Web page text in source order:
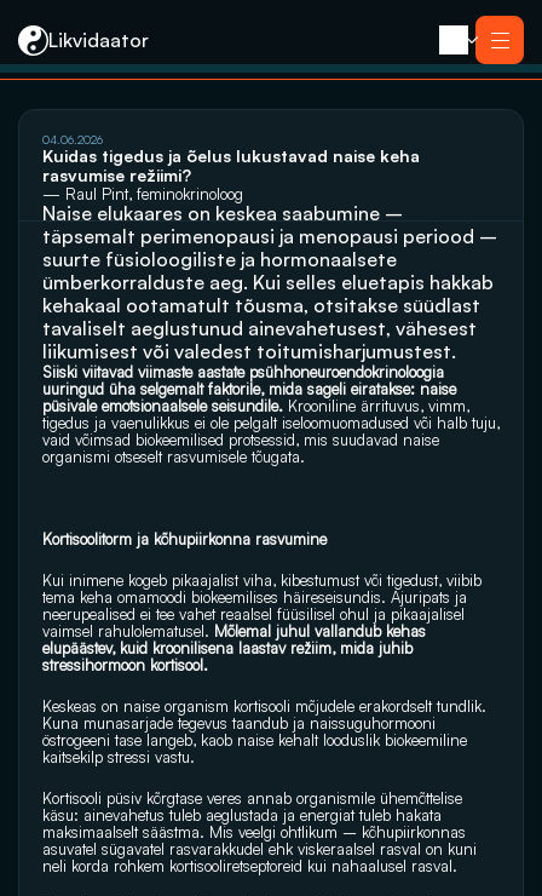
Likvidaator
Ликвидация с продажей
Ликвидация компании
Реорганизация
Банкротство
Закрытие компании e-резидента
Kontakt
04.06.2026
Kuidas tigedus ja õelus lukustavad naise keha
rasvumise režiimi?
— Raul Pint, feminokrinoloog
Naise elukaares on keskea saabumine –
täpsemalt perimenopausi ja menopausi periood –
suurte füsioloogiliste ja hormonaalsete
ümberkorralduste aeg. Kui selles eluetapis hakkab
kehakaal ootamatult tõusma, otsitakse süüdlast
tavaliselt aeglustunud ainevahetusest, vähesest
liikumisest või valedest toitumisharjumustest.
Siiski viitavad viimaste aastate psühhoneuroendokrinoloogia
uuringud üha selgemalt faktorile, mida sageli eiratakse: naise
püsivale emotsionaalsele seisundile. Krooniline ärrituvus, vimm,
tigedus ja vaenulikkus ei ole pelgalt iseloomuomadused või halb tuju,
vaid võimsad biokeemilised protsessid, mis suudavad naise
organismi otseselt rasvumisele tõugata.
Kortisoolitorm ja kõhupiirkonna rasvumine
Kui inimene kogeb pikaajalist viha, kibestumust või tigedust, viibib
tema keha omamoodi biokeemilises häireseisundis. Ajuripats ja
neerupealised ei tee vahet reaalsel füüsilisel ohul ja pikaajalisel
vaimsel rahulolematusel. Mõlemal juhul vallandub kehas
elupäästev, kuid kroonilisena laastav režiim, mida juhib
stressihormoon kortisool.
Keskeas on naise organism kortisooli mõjudele erakordselt tundlik.
Kuna munasarjade tegevus taandub ja naissuguhormooni
östrogeeni tase langeb, kaob naise kehalt looduslik biokeemiline
kaitsekilp stressi vastu.
Kortisooli püsiv kõrgtase veres annab organismile ühemõttelise
käsu: ainevahetus tuleb aeglustada ja energiat tuleb hakata
maksimaalselt säästma. Mis veelgi ohtlikum – kõhupiirkonnas
asuvatel sügavatel rasvarakkudel ehk viskeraalsel rasval on kuni
neli korda rohkem kortisooliretseptoreid kui nahaalusel rasval.